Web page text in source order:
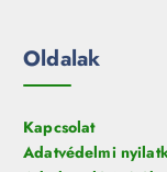
Oldalak
Kapcsolat
Adatvédelmi